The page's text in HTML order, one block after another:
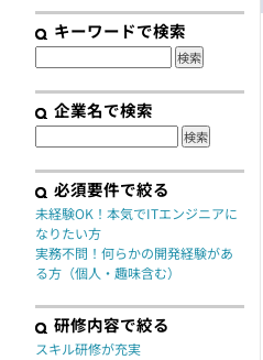
キーワードで検索
企業名で検索
必須要件で絞る
未経験OK！本気でITエンジニアに
なりたい方
実務不問！何らかの開発経験があ
る方（個人・趣味含む）
研修内容で絞る
スキル研修が充実